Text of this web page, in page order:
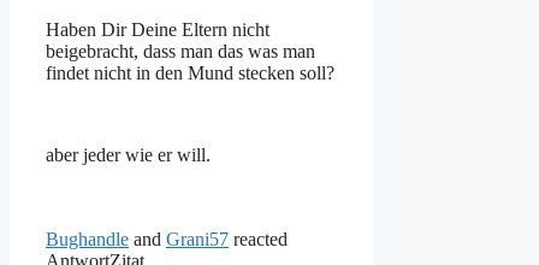
Haben Dir Deine Eltern nicht
beigebracht, dass man das was man
findet nicht in den Mund stecken soll?
aber jeder wie er will.
Bughandle and Grani57 reacted
AntwortZitat